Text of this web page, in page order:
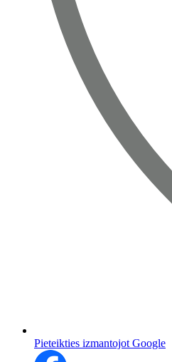
Pieteikties izmantojot Google